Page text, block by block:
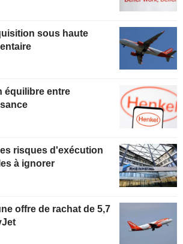
sous haute
à ignorer
offre de rachat de 5,7